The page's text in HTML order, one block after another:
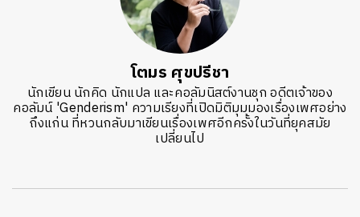
โตมร ศุขปรีชา
นักเขียน นักคิด นักแปล และคอลัมนิสต์งานชุก อดีตเจ้าของ
คอลัมน์ 'Genderism' ความเรียงที่เปิดมิติมุมมองเรื่องเพศอย่าง
ถึงแก่น ที่หวนกลับมาเขียนเรื่องเพศอีกครั้งในวันที่ยุคสมัย
เปลี่ยนไป